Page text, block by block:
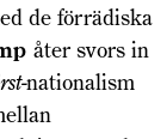
de förrädiska
åter svors in
nationalism